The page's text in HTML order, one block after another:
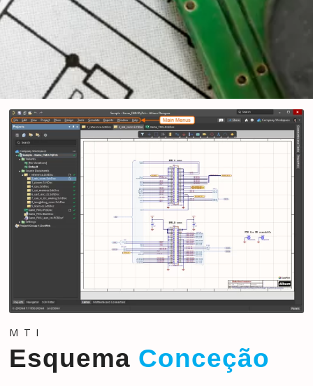
MTI
Esquema Conceção